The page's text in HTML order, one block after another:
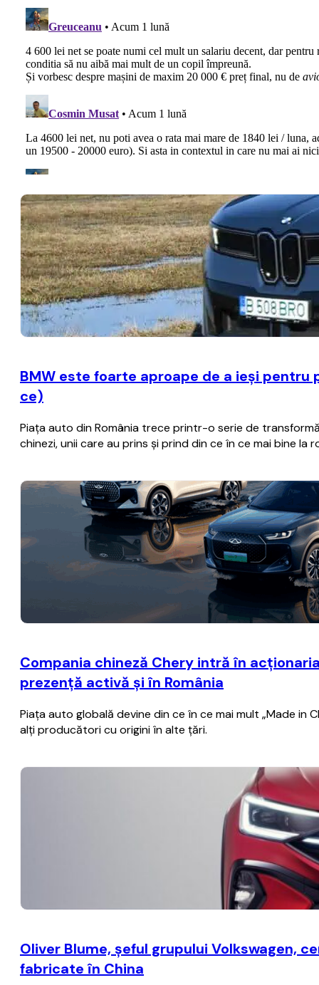
BMW este foarte aproape de a ieşi pentru
ce)
Piaţa auto din România trece printr-o serie de
chinezi, unii care au prins şi prind din ce în ce mai bine la
Compania chineză Chery intră în
prezenţă activă şi în România
Piaţa auto globală devine din ce în ce mai mult „Made in
alţi producători cu origini în alte ţări.
Oliver Blume, şeful grupului Volkswagen,
fabricate în China